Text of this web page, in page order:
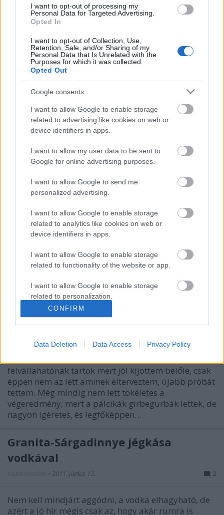
I want to opt-out of processing my
Personal Data for Targeted Advertising.
Opted In
I want to opt-out of Collection, Use,
Retention, Sale, and/or Sharing of my
Personal Data that Is Unrelated with the
Purposes for which it was collected.
Opted Out
Google consents
I want to allow Google to enable storage
related to advertising like cookies on web or
device identifiers in apps.
I want to allow my user data to be sent to
Google for online advertising purposes.
I want to allow Google to send me
personalized advertising.
I want to allow Google to enable storage
related to analytics like cookies on web or
device identifiers in apps.
I want to allow Google to enable storage
related to functionality of the website or app.
I want to allow Google to enable storage
related to personalization.
I want to allow Google to enable storage
related to security, including authentication
user protection.
CONFIRM
Data Deletion Data Access Privacy Policy
konkrétan, hogy mely termékek esnek bele?
Alaposan átböngésztem, és egy szóval össze…
Feta mártogató- a kérdés, hogy
hányszor csípjen?
sajtosbrokkoli
mindenféle csípős, erős, szájtépős ételnek. A
tüdőmet teleszívom, ilyenkor nézek ki úgy mint ők, a
sisakjukpon lévő kis szarvak jelképezik a kettéálló
füleimet (csak ilyenkor állnak ketté), és csak kűzdök
az erővel. A…
Tökéletesen omlós vajas keksz
Nehéz igazán jó omlós kekszet enni, mert általában
sosem látnak vaníliát, kicsit töményre sikerülnek, és
mert nem is divatos mostanság, így aztán eleve alig
fellelhető néhány helyen. Luca régen egy jó kávézó
közelében dolgozott, és ott mindig kaptunk ilyet a
kávé mellé,…
Égetett pálcikák
felvállahatónak tartok mert jól kijöttem belőle, csak
éppen nem az lett aminek elterveztem, újabb próbát
tettem. Még mindig nem lett tökéletes a
végeredmény, mert a pálcikák girbegurbák lettek, de
nagyon ígéretes, és legfőképpen…
Granita-Sárgadinnye jégkása
vodkával
• 2011. június 13. 2
Nem kell mindjárt aggódni, a vodka elhagyható, de
azért a jó hír mégis csak az, hogy akár rumra is